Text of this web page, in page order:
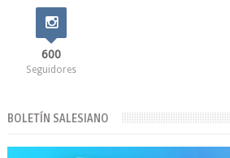
600
Seguidores
BOLETÍN SALESIANO